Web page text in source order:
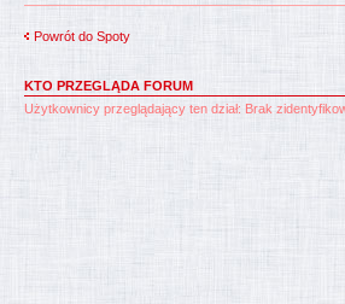
Powrót do Spoty
KTO PRZEGLĄDA FORUM
Użytkownicy przeglądający ten dział: Brak